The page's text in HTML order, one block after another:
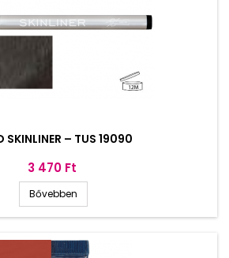
SKINLINER – TUS 19090
Ár
3 470 Ft
Bővebben